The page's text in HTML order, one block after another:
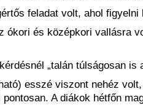
feladat volt, ahol
ókori és középkori vallásra
„talán túlságosan
esszé viszont nehéz
A diákok hétfőn